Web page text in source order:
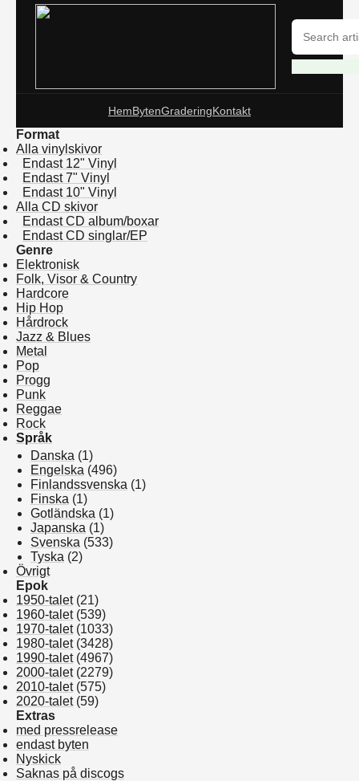
HemBytenGraderingKontakt
Format
Alla vinylskivor
Endast 12" Vinyl
Endast 7" Vinyl
Endast 10" Vinyl
Alla CD skivor
Endast CD album/boxar
Endast CD singlar/EP
Genre
Elektronisk
Folk, Visor & Country
Hardcore
Hip Hop
Hårdrock
Jazz & Blues
Metal
Pop
Progg
Punk
Reggae
Rock
Språk
Danska (1)
Engelska (496)
Finlandssvenska (1)
Finska (1)
Gotländska (1)
Japanska (1)
Svenska (533)
Tyska (2)
Övrigt
Epok
1950-talet(21)
1960-talet(539)
1970-talet(1033)
1980-talet(3428)
1990-talet(4967)
2000-talet(2279)
2010-talet(575)
2020-talet(59)
Extras
med pressrelease
endast byten
Nyskick
Saknas på discogs